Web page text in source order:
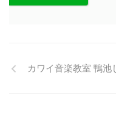
カワイ音楽教室 鴨池